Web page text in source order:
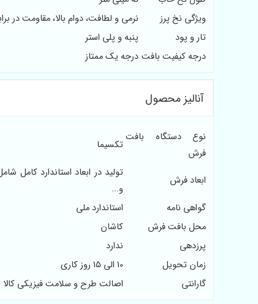
ویژگی نخ پرز
نرمی و لطافت، دوام بالا، مقاومت در
تار و پود
پنبه و پلی استر
درجه کیفیت بافت درجه یک ممتاز
آنالیز محصول
نوع دستگاه بافت
فرش
تکسیما
ابعاد فرش
و...
گواهی نامه
استاندارد ملی
محل بافت فرش
کاشان
پرزدهی
ندارد
زمان تحویل
10 الی 15 روز کاری
گارانتی
اصالت طرح و سلامت فیزیکی کالا